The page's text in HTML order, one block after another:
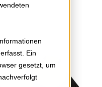
Ein
gesetzt, um